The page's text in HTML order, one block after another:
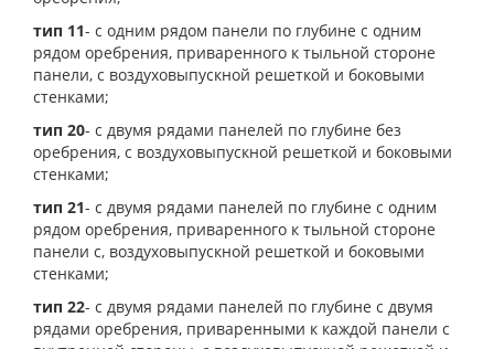
тип 11- с одним рядом панели по глубине с одним
рядом оребрения, приваренного к тыльной стороне
панели, с воздуховыпускной решеткой и боковыми
стенками;
тип 20- с двумя рядами панелей по глубине без
оребрения, с воздуховыпускной решеткой и боковыми
стенками;
тип 21- с двумя рядами панелей по глубине с одним
рядом оребрения, приваренного к тыльной стороне
панели с, воздуховыпускной решеткой и боковыми
стенками;
тип 22- с двумя рядами панелей по глубине с двумя
рядами оребрения, приваренными к каждой панели с